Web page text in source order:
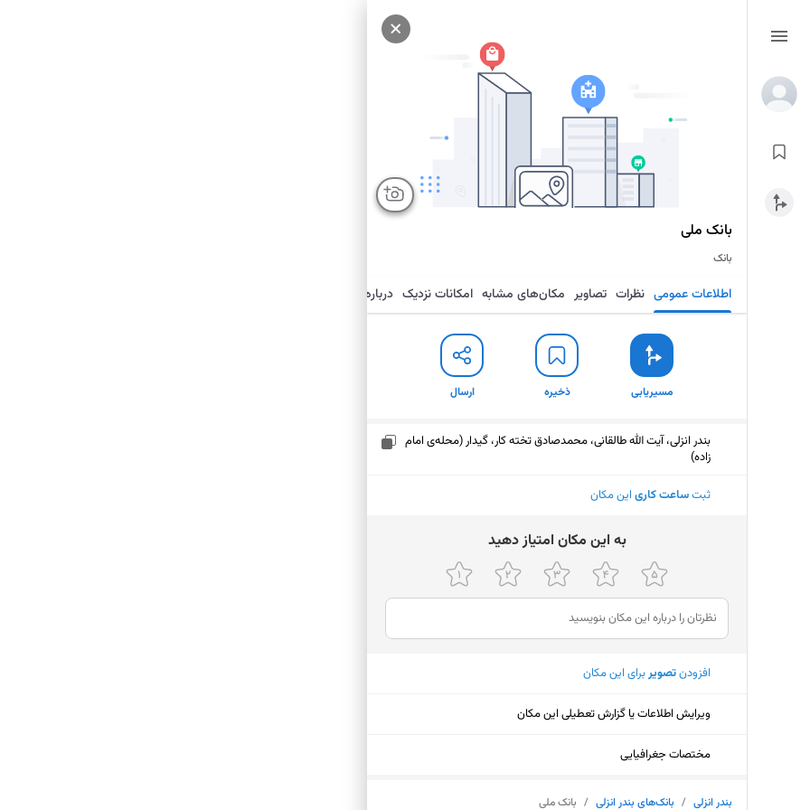
بانک ملی
بانک
اطلاعات عمومی نظرات تصاویر مکان‌های مشابه امکانات نزدیک درباره
مسیریابی ذخیره ارسال
بندر انزلی، آیت الله طالقانی، محمدصادق تخته کار، گیدار (محله‌ی امام
زاده)
ثبتساعت کاری این مکان
ﺑﻪ اﯾﻦ ﻣﮑﺎن اﻣﺘﯿﺎز دﻫﯿﺪ
افزودنتصویربرای این مکان
ویرایش اطلاعات یا گزارش تعطیلی این مکان
مختصات جغرافیایی
بندر انزلی / بانک‌های بندر انزلی / بانک ملی